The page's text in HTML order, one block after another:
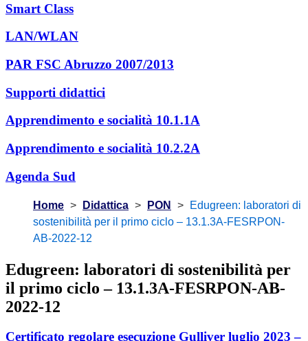
Smart Class
LAN/WLAN
PAR FSC Abruzzo 2007/2013
Supporti didattici
Apprendimento e socialità 10.1.1A
Apprendimento e socialità 10.2.2A
Agenda Sud
Home Didattica PON
Edugreen: laboratori di
sostenibilità per il primo ciclo – 13.1.3A-FESRPON-
AB-2022-12
Edugreen: laboratori di sostenibilità per
il primo ciclo – 13.1.3A-FESRPON-AB-
2022-12
Certificato regolare esecuzione Gulliver luglio 2023 –